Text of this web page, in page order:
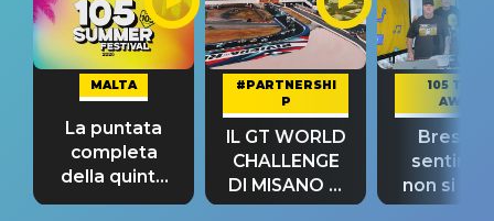
MALTA
La puntata
completa
della quinta
tappa
#PARTNERSHI
P
IL GT WORLD
CHALLENGE
DI MISANO si
riconferma
105 TAKE
AWAY
Bresh:
non si
fino alla